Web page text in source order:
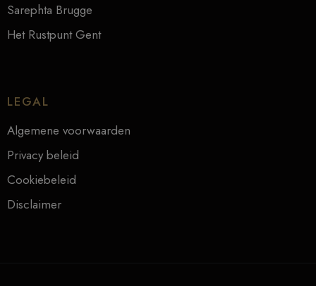
Sarephta Brugge
Het Rustpunt Gent
LEGAL
Algemene voorwaarden
Privacy beleid
Cookiebeleid
Disclaimer